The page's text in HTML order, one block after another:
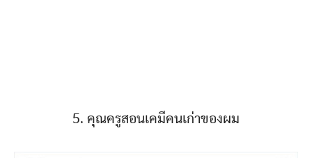
5. คุณครูสอนเคมีคนเก่าของผม